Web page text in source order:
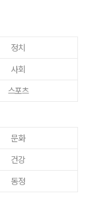
정치
사회
스포츠
문화
건강
동정